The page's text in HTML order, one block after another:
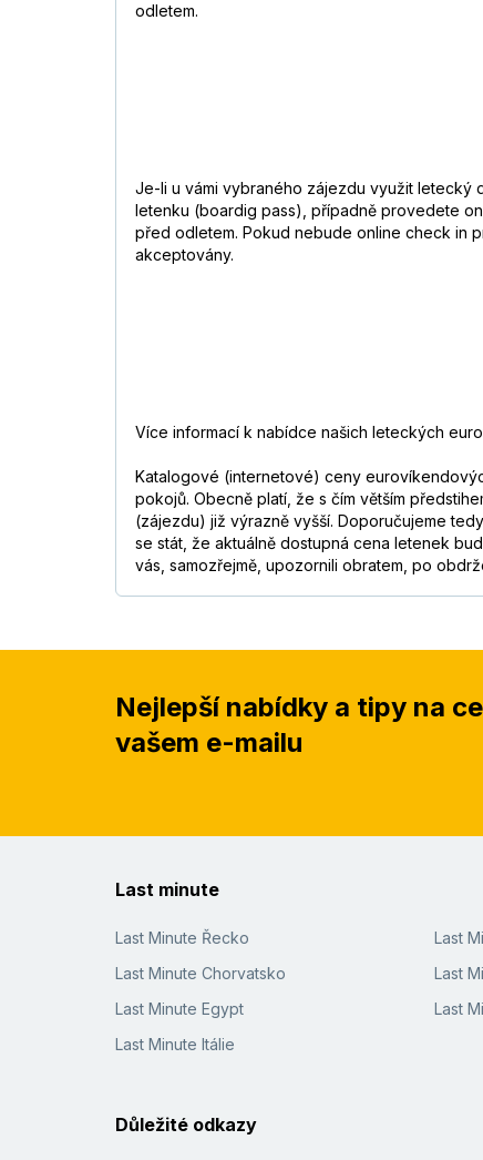
odletem.
Je-li u vámi vybraného zájezdu využit letecký
letenku (boardig pass), případně provedete
před odletem. Pokud nebude online check in
akceptovány.
Více informací k nabídce našich leteckých
Katalogové (internetové) ceny
pokojů. Obecně platí, že s čím větším
(zájezdu) již výrazně vyšší. Doporučujeme
se stát, že aktuálně dostupná cena letenek
vás, samozřejmě, upozornili obratem, po
Nejlepší nabídky a tipy na
vašem e-mailu
Last minute
Last Minute Řecko
Last Minute Chorvatsko
Last Minute Egypt
Last Minute Itálie
Last
Last
Last
Důležité odkazy